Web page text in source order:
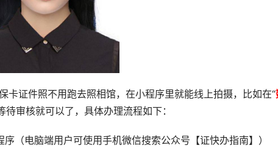
卡证件照不用跑去照相馆，在小程序里就能线上拍摄，比如在“
审核就可以了，具体办理流程如下：
序（电脑端用户可使用手机微信搜索公众号【证快办指南】）